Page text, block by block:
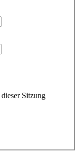
Sitzung